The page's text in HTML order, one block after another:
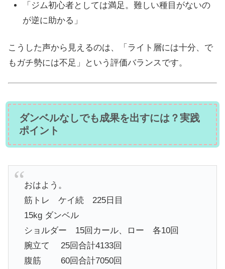
「ジム初心者としては満足。難しい種目がないの
が逆に助かる」
こうした声から見えるのは、「ライト層には十分、で
もガチ勢には不足」という評価バランスです。
ダンベルなしでも成果を出すには？実践
ポイント
おはよう。
筋トレ ケイ続 225日目
15kg ダンベル
ショルダー 15回カール、ロー 各10回
腕立て 25回合計4133回
腹筋 60回合計7050回